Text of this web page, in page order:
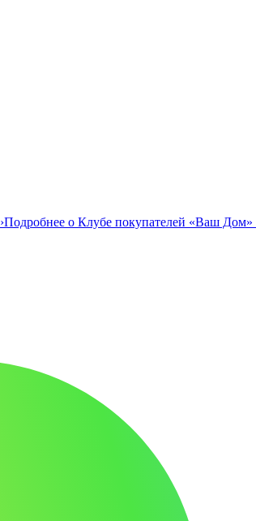
›Подробнее о Клубе покупателей «Ваш Дом»